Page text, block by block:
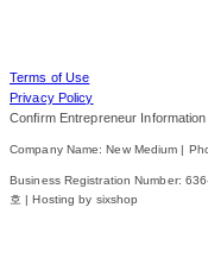
Terms of Use
Privacy Policy
Confirm Entrepreneur Information
Company Name: New Medium |
Business Registration Number:
호 | Hosting by sixshop